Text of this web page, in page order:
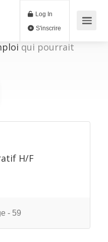
Log In
qui pourrait
H/F
- 59